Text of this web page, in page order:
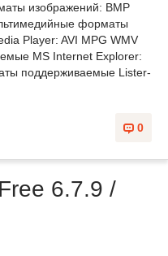
изображений: BMP
форматы
Player: AVI MPG WMV
MS Internet Explorer:
поддерживаемые Lister-
0
6.7.9 /